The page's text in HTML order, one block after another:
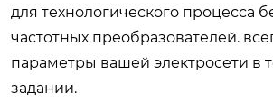
для технологического процесса
частотных преобразователей.
параметры вашей электросети в
задании.